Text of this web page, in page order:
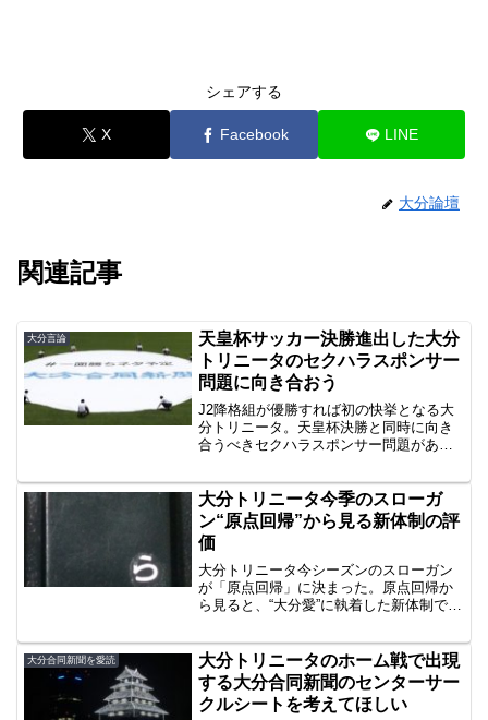
シェアする
X Facebook LINE
大分論壇
関連記事
大分言論
天皇杯サッカー決勝進出した大分
トリニータのセクハラスポンサー
問題に向き合おう
J2降格組が優勝すれば初の快挙となる大
分トリニータ。天皇杯決勝と同時に向き
合うべきセクハラスポンサー問題があり
大分トリニータ今季のスローガ
ン“原点回帰”から見る新体制の評
価
大分トリニータ今シーズンのスローガン
が「原点回帰」に決まった。原点回帰か
ら見ると、“大分愛”に執着した新体制であ
脳陣は、大分を知っているメンバーが揃
った。榎新社長も、前社長の良かった部
分である安定した経営...
大分合同新聞を愛読
大分トリニータのホーム戦で出現
する大分合同新聞のセンターサー
クルシートを考えてほしい